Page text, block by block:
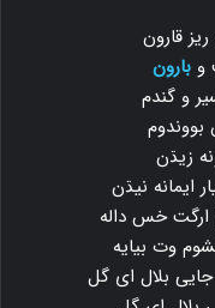
قارون
وبارون
و گندم
زیڌن
ایمانه نیڌن
ارگت خس داله
وت بیایه
بلال ای گل